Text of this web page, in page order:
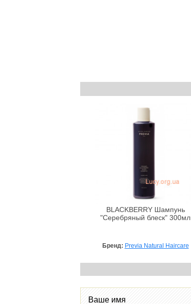
BLACKBERRY Шампунь
"Серебряный блеск" 300мл
Бренд: Previa Natural Haircare
Ваше имя